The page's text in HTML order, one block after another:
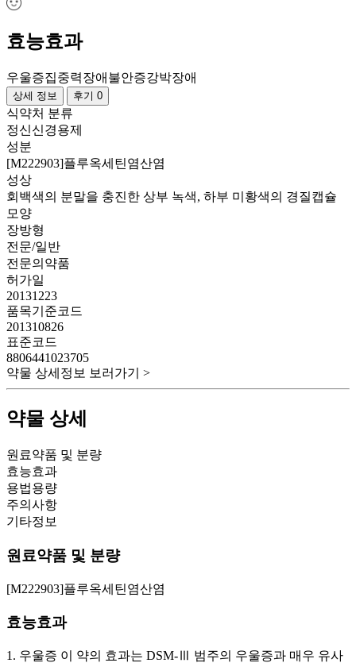
효능효과
우울증집중력장애 불안증강박장애
상세 정보 후기 0
식약처 분류
정신신경용제
성분
[M222903]플루옥세틴염산염
성상
회백색의 분말을 충진한 상부 녹색, 하부 미황색의 경질캡슐
모양
장방형
전문/일반
전문의약품
허가일
20131223
품목기준코드
201310826
표준코드
8806441023705
약물 상세정보 보러가기 >
약물 상세
원료약품 및 분량
효능효과
용법용량
주의사항
기타정보
원료약품 및 분량
[M222903]플루옥세틴염산염
효능효과
1. 우울증 이 약의 효과는 DSM-Ⅲ 범주의 우울증과 매우 유사